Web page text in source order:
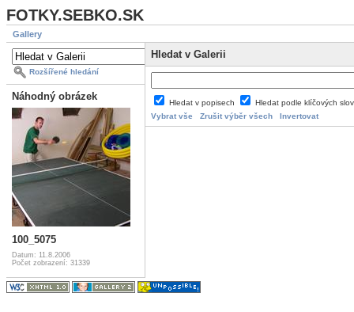
FOTKY.SEBKO.SK
Gallery
Rozšířené hledání
Náhodný obrázek
100_5075
Datum: 11.8.2006
Počet zobrazení: 31339
Hledat v Galerii
Hledat v popisech
Hledat podle klíčových
Vybrat vše
Zrušit výběr všech Invertovat